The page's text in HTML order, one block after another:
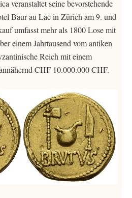
veranstaltet seine bevorstehende
Baur au Lac in Zürich am 9. und
umfasst mehr als 1800 Lose mit
einem Jahrtausend vom antiken
Reich mit einem
CHF 10.000.000 CHF.